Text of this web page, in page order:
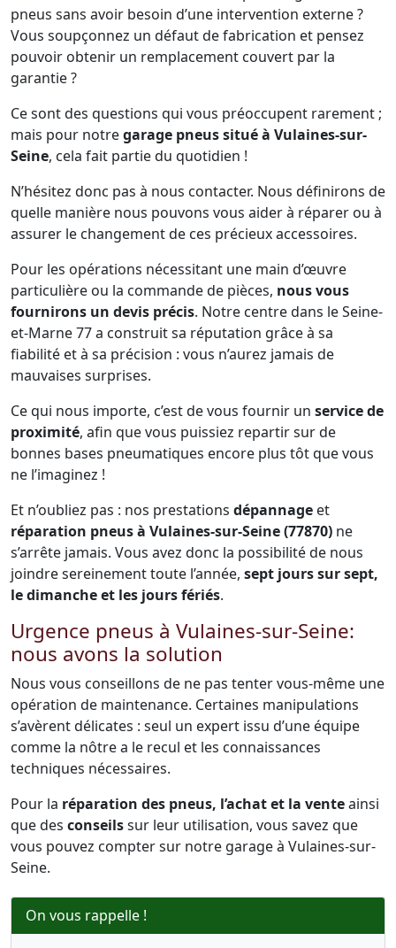
pneus sans avoir besoin d’une intervention externe ?
Vous soupçonnez un défaut de fabrication et pensez
pouvoir obtenir un remplacement couvert par la
garantie ?
Ce sont des questions qui vous préoccupent rarement ;
mais pour notregarage pneus situé à Vulaines-sur-
Seine, cela fait partie du quotidien !
N’hésitez donc pas à nous contacter. Nous définirons de
quelle manière nous pouvons vous aider à réparer ou à
assurer le changement de ces précieux accessoires.
Pour les opérations nécessitant une main d’œuvre
particulière ou la commande de pièces, nous vous
fournirons un devis précis. Notre centre dans le Seine-
et-Marne 77 a construit sa réputation grâce à sa
fiabilité et à sa précision : vous n’aurez jamais de
mauvaises surprises.
Ce qui nous importe, c’est de vous fournir un service de
proximité, afin que vous puissiez repartir sur de
bonnes bases pneumatiques encore plus tôt que vous
ne l’imaginez !
Et n’oubliez pas : nos prestations dépannage et
réparation pneus à Vulaines-sur-Seine (77870) ne
s’arrête jamais. Vous avez donc la possibilité de nous
joindre sereinement toute l’année, sept jours sur sept,
le dimanche et les jours fériés.
Urgence pneus à Vulaines-sur-Seine:
nous avons la solution
Nous vous conseillons de ne pas tenter vous-même une
opération de maintenance. Certaines manipulations
s’avèrent délicates : seul un expert issu d’une équipe
comme la nôtre a le recul et les connaissances
techniques nécessaires.
Pour la réparation des pneus, l’achat et la venteainsi
que des conseilssur leur utilisation, vous savez que
vous pouvez compter sur notre garage à Vulaines-sur-
Seine.
On vous rappelle !